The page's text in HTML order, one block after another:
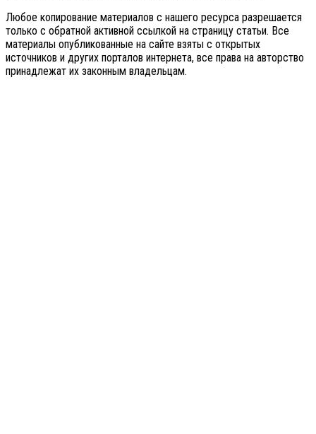
Любое копирование материалов с нашего ресурса разрешается
только с обратной активной ссылкой на страницу статьи. Все
материалы опубликованные на сайте взяты с открытых
источников и других порталов интернета, все права на авторство
принадлежат их законным владельцам.